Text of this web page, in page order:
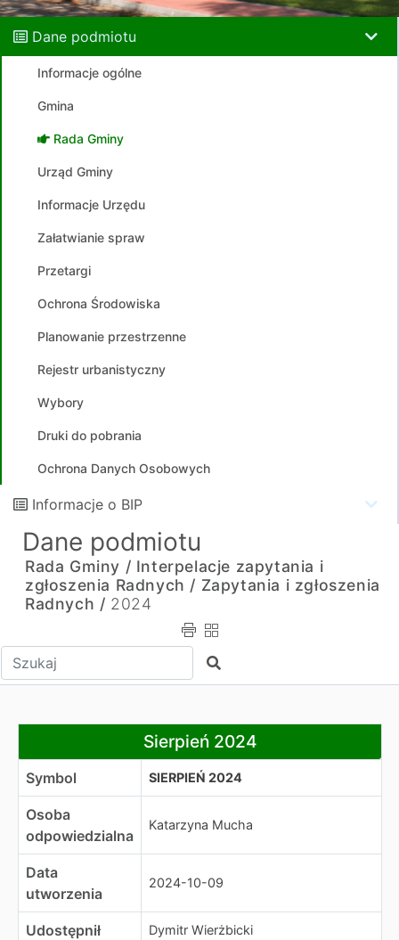
Dane podmiotu
Informacje ogólne
Gmina
Rada Gminy
Urząd Gminy
Informacje Urzędu
Załatwianie spraw
Przetargi
Ochrona Środowiska
Planowanie przestrzenne
Rejestr urbanistyczny
Wybory
Druki do pobrania
Ochrona Danych Osobowych
Informacje o BIP
Dane podmiotu
Rada Gminy / Interpelacje zapytania i
zgłoszenia Radnych / Zapytania i zgłoszenia
Radnych / 2024
Wpisz tekst do wyszukania Szukaj
Sierpień 2024
Symbol SIERPIEŃ 2024
Osoba
odpowiedzialna
Katarzyna Mucha
Data
utworzenia
2024-10-09
Udostępnił Dymitr Wierżbicki